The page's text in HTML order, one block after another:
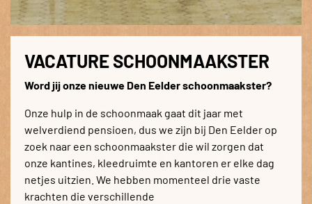
VACATURE SCHOONMAAKSTER
Word jij onze nieuwe Den Eelder schoonmaakster?
Onze hulp in de schoonmaak gaat dit jaar met
welverdiend pensioen, dus we zijn bij Den Eelder op
zoek naar een schoonmaakster die wil zorgen dat
onze kantines, kleedruimte en kantoren er elke dag
netjes uitzien. We hebben momenteel drie vaste
krachten die verschillende